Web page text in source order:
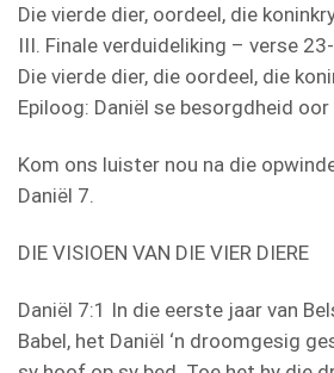
Die vierde dier, oordeel, die
III. Finale verduideliking – verse
Die vierde dier, die oordeel, die
Epiloog: Daniël se besorgdheid
Kom ons luister nou na die
Daniël 7.
DIE VISIOEN VAN DIE VIER DIERE
Daniël 7:1 In die eerste jaar van
Babel, het Daniël ‘n droomgesig